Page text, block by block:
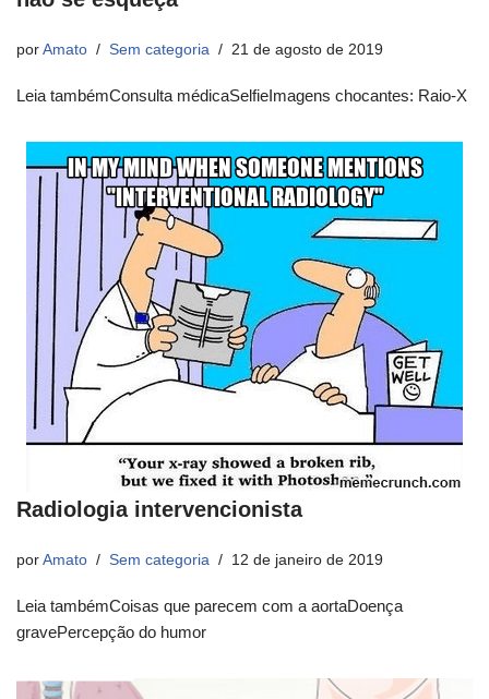
por Amato Sem categoria 21 de agosto de 2019
Leia tambémConsulta médicaSelfieImagens chocantes: Raio-X
Radiologia intervencionista
por Amato Sem categoria 12 de janeiro de 2019
Leia tambémCoisas que parecem com a aortaDoença
gravePercepção do humor